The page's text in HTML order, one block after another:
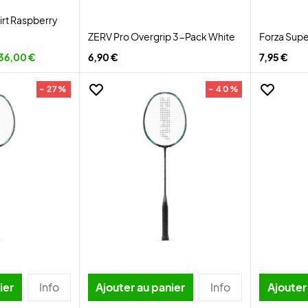
Raspberry
€
ZERV Pro Overgrip 3-Pack White
6,90 €
Forza
7,95 €
- 27%
Info
- 40%
Ajouter au panier Info Ajouter